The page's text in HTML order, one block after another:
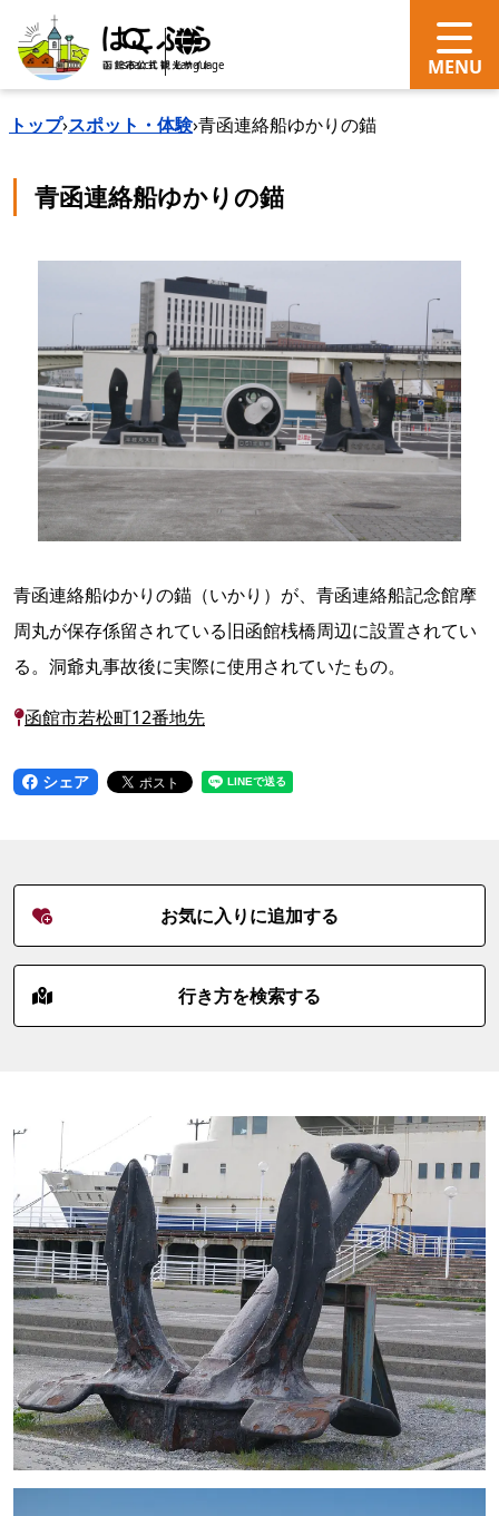
search Language
トップ›スポット・体験›青函連絡船ゆかりの錨
青函連絡船ゆかりの錨
青函連絡船ゆかりの錨（いかり）が、青函連絡船記念館摩
周丸が保存係留されている旧函館桟橋周辺に設置されてい
る。洞爺丸事故後に実際に使用されていたもの。
函館市若松町12番地先
シェア
お気に入りに追加する
行き方を検索する